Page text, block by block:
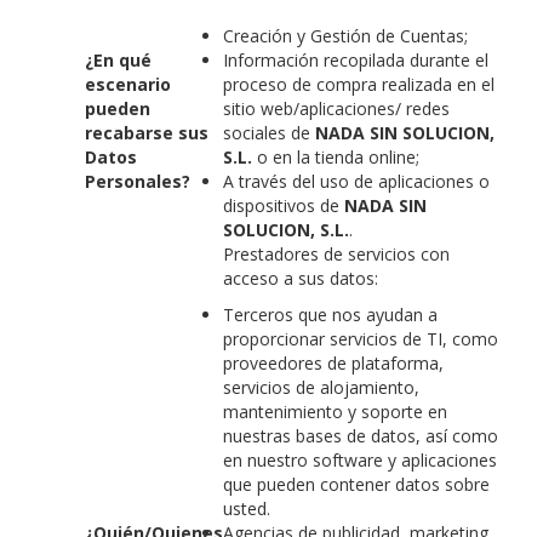
¿En qué
escenario
pueden
recabarse sus
Datos
Personales?
Creación y Gestión de Cuentas;
Información recopilada durante el
proceso de compra realizada en el
sitio web/aplicaciones/ redes
sociales de NADA SIN SOLUCION,
S.L. o en la tienda online;
A través del uso de aplicaciones o
dispositivos de NADA SIN
SOLUCION, S.L..
Prestadores de servicios con
acceso a sus datos:
Terceros que nos ayudan a
proporcionar servicios de TI, como
proveedores de plataforma,
servicios de alojamiento,
mantenimiento y soporte en
nuestras bases de datos, así como
en nuestro software y aplicaciones
que pueden contener datos sobre
usted.